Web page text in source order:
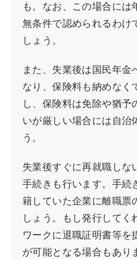
も。なお、この場合には
無条件で認められるわけ
しょう。
また、失業後は国民年金
なり、保険料も納めなく
し、保険料は免除や猶予
いが厳しい場合には自治
う。
失業後すぐに再就職しな
手続きも行います。手続
籍していた企業に離職票
しょう。もし発行してく
ワークに退職証明書等を
が可能となる場合もあり